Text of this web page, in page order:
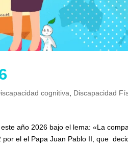
cognitiva, Discapacidad
año 2026 bajo el lema: «La
el el Papa Juan Pablo II, que